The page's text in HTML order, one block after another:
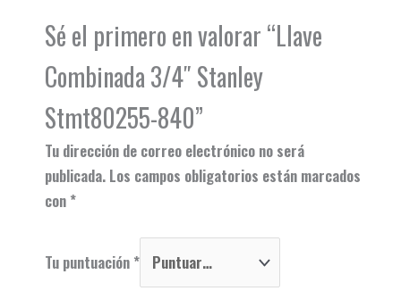
Sé el primero en valorar “Llave
Combinada 3/4″ Stanley
Stmt80255-840”
Tu dirección de correo electrónico no será
publicada. Los campos obligatorios están marcados
con *
Tu puntuación *